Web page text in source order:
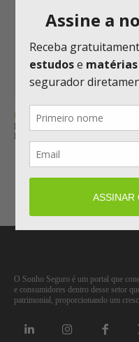
RESSEGURO
MUNICH RE LUCRA € 3,9
PARA 2026
O Sonho Seguro é um portal que
e consumidores dentro desse setor
patrimonial, proporcionando um